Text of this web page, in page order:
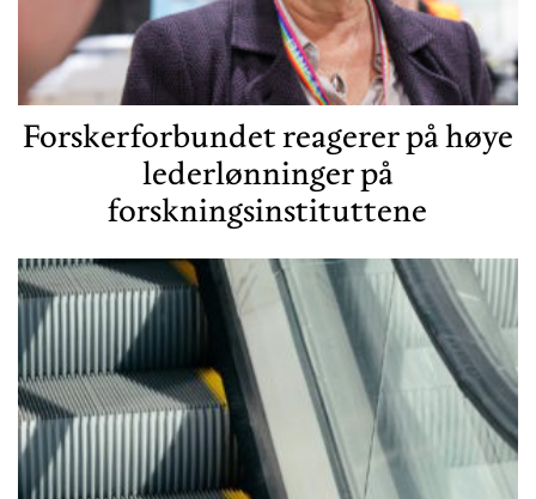
Forskerforbundet reagerer på høye
lederlønninger på
forskningsinstituttene